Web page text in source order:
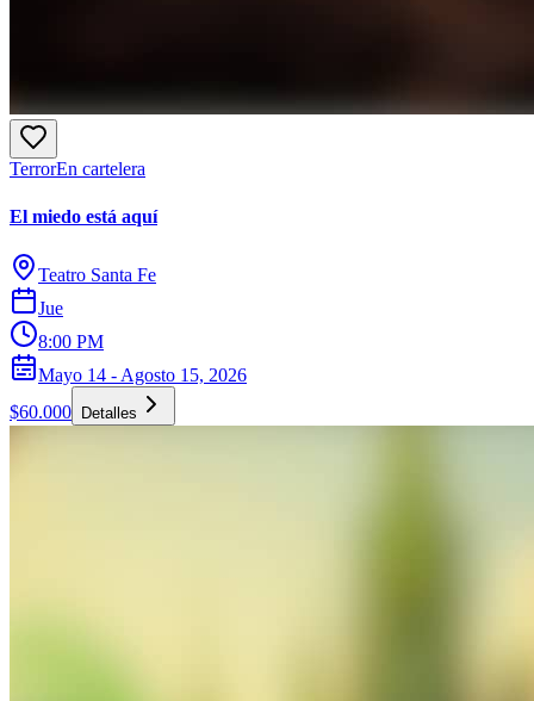
TerrorEn cartelera
El miedo está aquí
Teatro Santa Fe
Jue
8:00 PM
Mayo 14 - Agosto 15, 2026
$60.000
Detalles